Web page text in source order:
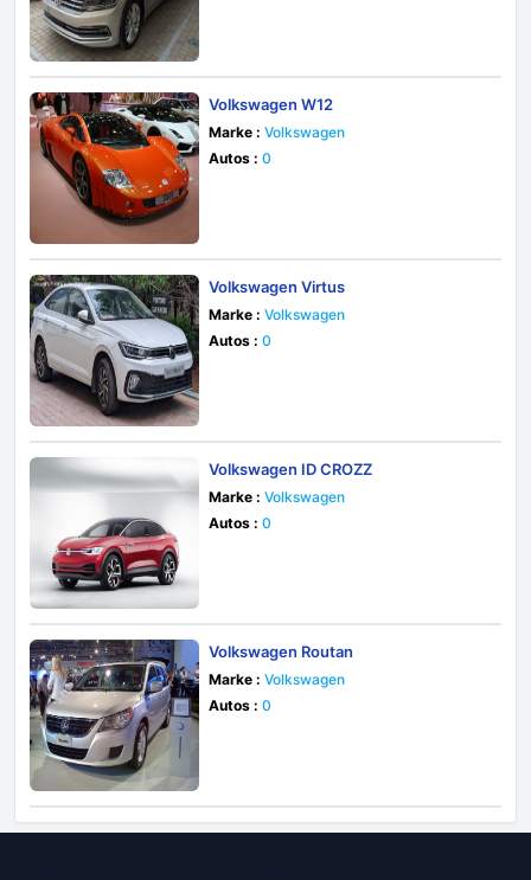
Volkswagen W12
Marke : Volkswagen
Autos : 0
Volkswagen Virtus
Marke : Volkswagen
Autos : 0
Volkswagen ID CROZZ
Marke : Volkswagen
Autos : 0
Volkswagen Routan
Marke : Volkswagen
Autos : 0